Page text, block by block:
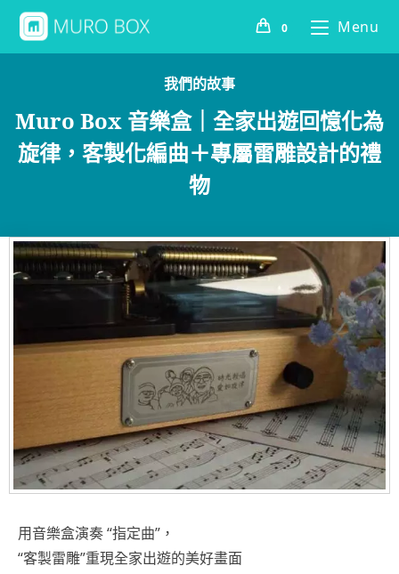
0 Menu
我們的故事
Muro Box 音樂盒｜全家出遊回憶化為
旋律，客製化編曲＋專屬雷雕設計的禮
物
用音樂盒演奏 “指定曲”，
“客製雷雕”重現全家出遊的美好畫面